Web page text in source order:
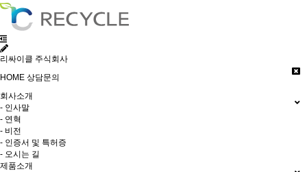
리싸이클 주식회사
HOME 상담문의
회사소개
- 인사말
- 연혁
- 비전
- 인증서 및 특허증
- 오시는 길
제품소개